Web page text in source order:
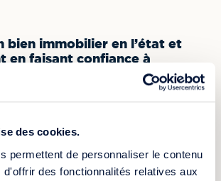
des cookies.
permettent de personnaliser le contenu
d'offrir des fonctionnalités relatives aux
bien immobilier en l’état et
en faisant confiance à
santé des parents, il faut
social devient urgent.
tout bien immobilier en
15 jours seulement. Grâce à